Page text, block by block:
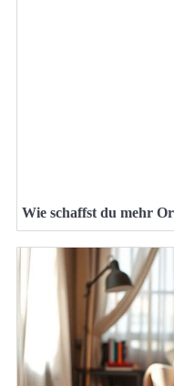
Wie schaffst du mehr